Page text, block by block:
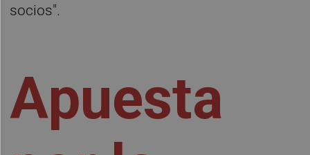
socios".
Apuesta